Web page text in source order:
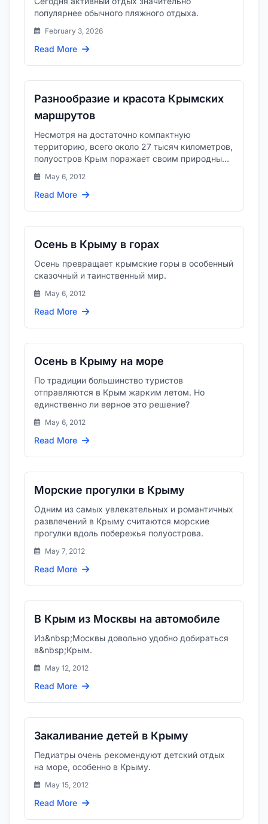
популярнее обычного пляжного отдыха.
February 3, 2026
Read More
Разнообразие и красота Крымских
маршрутов
Несмотря на достаточно компактную
территорию, всего около 27 тысяч километров,
полуостров Крым поражает своим природным
разнообразием и сказочной крас...
May 6, 2012
Read More
Осень в Крыму в горах
Осень превращает крымские горы в особенный
сказочный и таинственный мир.
May 6, 2012
Read More
Осень в Крыму на море
По традиции большинство туристов
отправляются в Крым жарким летом. Но
единственно ли верное это решение?
May 6, 2012
Read More
Морские прогулки в Крыму
Одним из самых увлекательных и романтичных
развлечений в Крыму считаются морские
прогулки вдоль побережья полуострова.
May 7, 2012
Read More
В Крым из Москвы на автомобиле
Из&nbsp;Москвы довольно удобно добираться
в&nbsp;Крым.
May 12, 2012
Read More
Закаливание детей в Крыму
Педиатры очень рекомендуют детский отдых
на море, особенно в Крыму.
May 15, 2012
Read More